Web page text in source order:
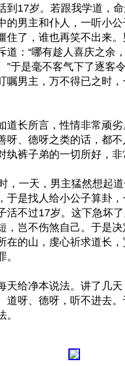
到17岁。若跟我学道，
的男主和仆人，一听小公
住了，谁也再笑不出来
道：“哪有趁人喜庆之余
”于是毫不客气下了逐客
嘱男主，万不得已之时
道长所言，性情非常顽
呀、德呀之类的话，都不
纨裤子弟的一切所好，非
，一天，男主猛然想起
于是找人给小公子算卦
活不过17岁。这下急坏
，岂不伤煞自己。于是决
在的山，虔心祈求道长
。
天给净本说法。讲了几
道呀、德呀，听不进去
。